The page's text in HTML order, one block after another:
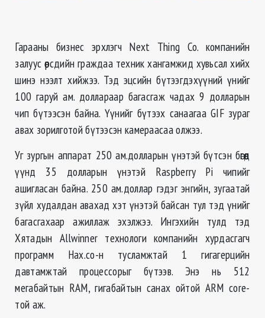
Гарааны бизнес эрхлэгч Next Thing Co. компанийн
залуус өөрсдийн граждаа техник хангамжид хувьсал хийх
шинэ нээлт хийжээ. Тэд эцсийн бүтээгдэхүүний үнийг
100 гаруй ам. доллараарбагасгаж чадах 9 долларын
чип бүтээсэн байна. Үүнийг бүтээх санаагаа GIF зураг
авах зорилготой бүтээсэн камераасаа олжээ.
Уг зургын аппарат 250 ам.долларын үнэтэй бүтсэн бөгөөд
үүнд 35 долларын үнэтэй Raspberry Pi чипийг
ашигласан байна. 250 ам.доллар гэдэг энгийн, зугаатай
зүйл худалдан авахад хэт үнэтэй байсан тул тэд үнийг
багасгахаар ажиллаж эхэлжээ. Ингэхийн тулд тэд
Хятадын Allwinner технологи компанийн хурдасгагч
программ Hax.co-н тусламжтай 1 гигагерцийн
давтамжтай процессорыг бүтээв. Энэ нь 512
мегабайтын RAM, гигабайтын санах ойтой ARM core-
той аж.